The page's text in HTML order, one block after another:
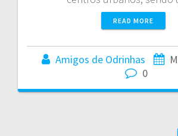
READ MORE
Amigos de Odrinhas
0